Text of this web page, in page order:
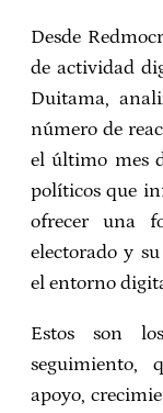
Desde
de actividad
Duitama,
número de
el último mes
políticos que
ofrecer una
electorado y
el entorno
Estos son
seguimiento,
apoyo,